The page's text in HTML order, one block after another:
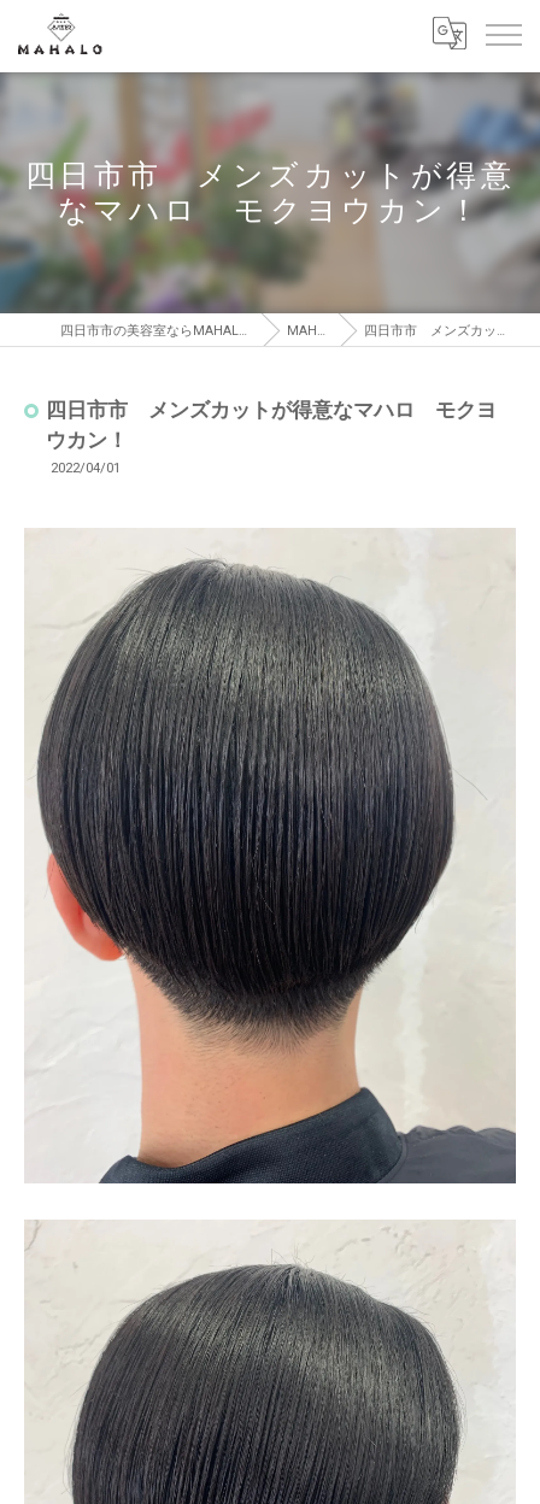
四日市市 メンズカットが得意
なマハロ モクヨウカン！
四日市市の美容室ならMAHALO MOKUYOUKAN【マハロ モクヨウカン】 MAHALO BLOG 四日市市 メンズカットが得意なマハロ モクヨウカン！
四日市市 メンズカットが得意なマハロ モクヨ
ウカン！
2022/04/01